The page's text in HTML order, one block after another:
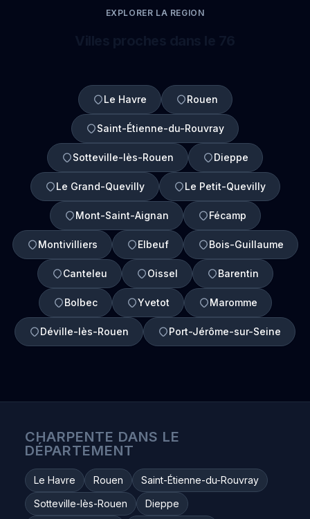
EXPLORER LA REGION
Le Havre Rouen
Saint-Étienne-du-Rouvray
Sotteville-lès-Rouen Dieppe
Le Grand-Quevilly Le Petit-Quevilly
Mont-Saint-Aignan Fécamp
Montivilliers Elbeuf Bois-Guillaume
Canteleu Oissel Barentin
Bolbec Yvetot Maromme
Déville-lès-Rouen Port-Jérôme-sur-Seine
CHARPENTE DANS LE
DÉPARTEMENT
Le Havre Rouen
Saint-Étienne-du-Rouvray
Sotteville-lès-Rouen
Dieppe